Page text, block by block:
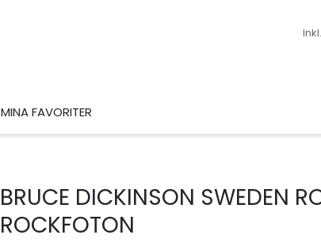
MINA FAVORITER
BRUCE DICKINSON SWEDEN
ROCKFOTON